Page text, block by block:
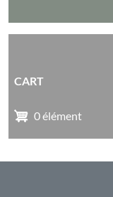
CART
0 élément